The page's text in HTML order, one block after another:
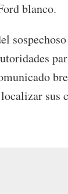
blanco.
sus